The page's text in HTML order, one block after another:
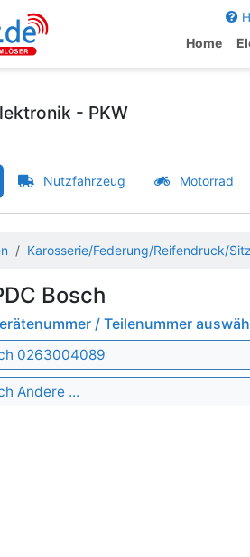
Home
- PKW
Nutzfahrzeug Motorrad
Karosserie/Federung/Reifendruck/
Bosch
/ Teilenummer
0263004089
Andere ...